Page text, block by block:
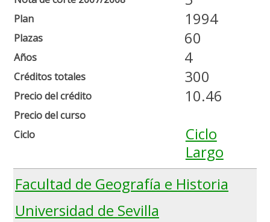
Plan
Plazas
Años
Créditos totales
Precio del crédito
Precio del curso
Ciclo
1994
60
4
300
10.46
Ciclo
Largo
Facultad de Geografía e Historia
Universidad de Sevilla